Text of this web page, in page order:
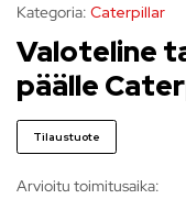
Kategoria: Caterpillar
Valoteline
päälle
Tilaustuote
Arvioitu toimitusaika: